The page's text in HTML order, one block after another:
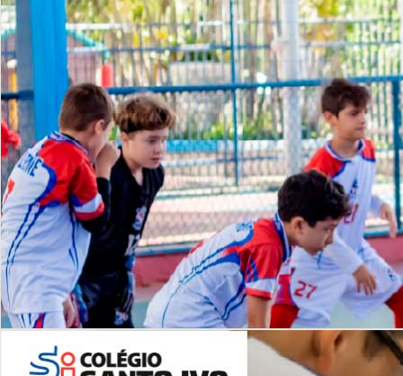
Desafios | Saiba mais
Lista de vídeos
NOSSOCANAL